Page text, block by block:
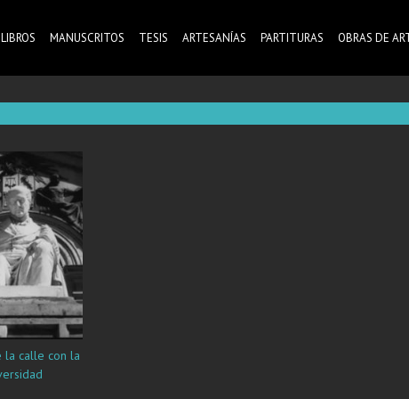
LIBROS MANUSCRITOS TESIS ARTESANÍAS PARTITURAS OBRAS DE
la calle con la